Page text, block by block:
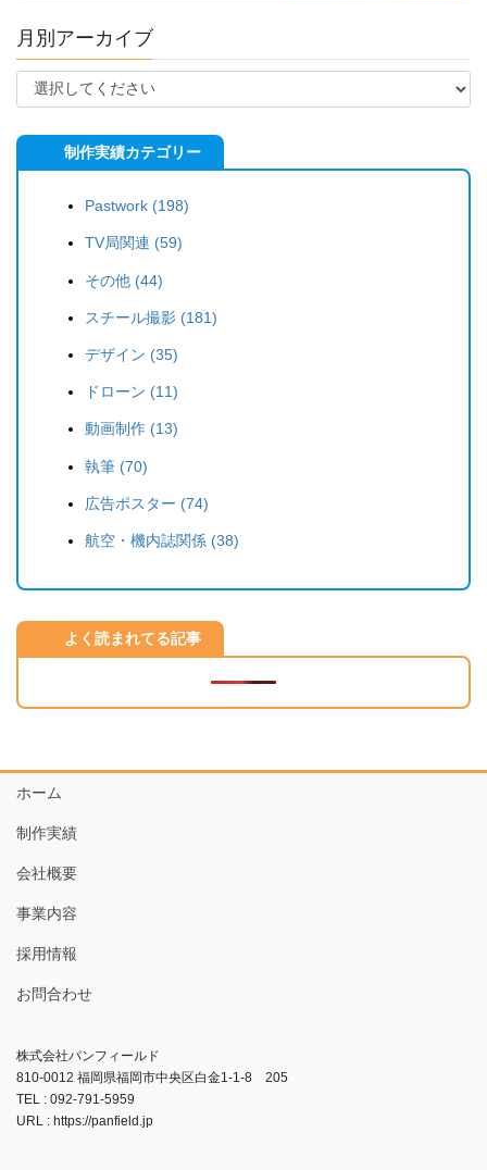
月別アーカイブ
制作実績カテゴリー
Pastwork (198)
TV局関連 (59)
その他 (44)
スチール撮影 (181)
デザイン (35)
ドローン (11)
動画制作 (13)
執筆 (70)
広告ポスター (74)
航空・機内誌関係 (38)
よく読まれてる記事
ホーム
制作実績
会社概要
事業内容
採用情報
お問合わせ
株式会社パンフィールド
810-0012 福岡県福岡市中央区白金1-1-8 205
TEL : 092-791-5959
URL : https://panfield.jp